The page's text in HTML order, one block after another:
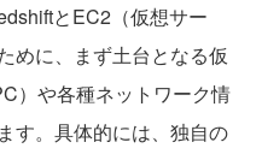
とEC2（仮想サー
めに、まず土台となる仮
）や各種ネットワーク情
す。具体的には、独自の